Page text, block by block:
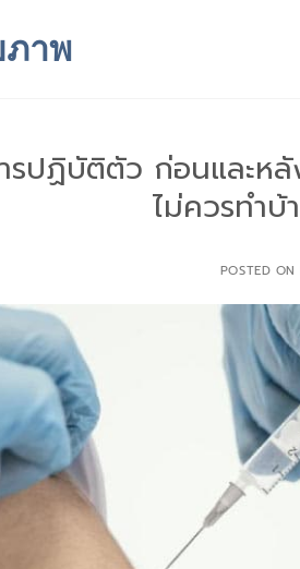
รปฏิบัติตัว ก่อนและห
ไม่ควรทำ
POSTED ON